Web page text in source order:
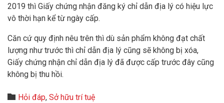
2019 thì Giấy chứng nhận đăng ký chỉ dẫn địa lý có hiệu lực
vô thời hạn kể từ ngày cấp.
Căn cứ quy định nêu trên thì dù sản phẩm không đạt chất
lượng như trước thì chỉ dẫn địa lý cũng sẽ không bị xóa,
Giấy chứng nhận chỉ dẫn địa lý đã được cấp trước đây cũng
không bị thu hồi.
 Category
Hỏi đáp, Sở hữu trí tuệ